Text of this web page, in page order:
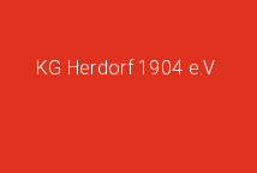
InhaltKG Herdorf 1904 e.V